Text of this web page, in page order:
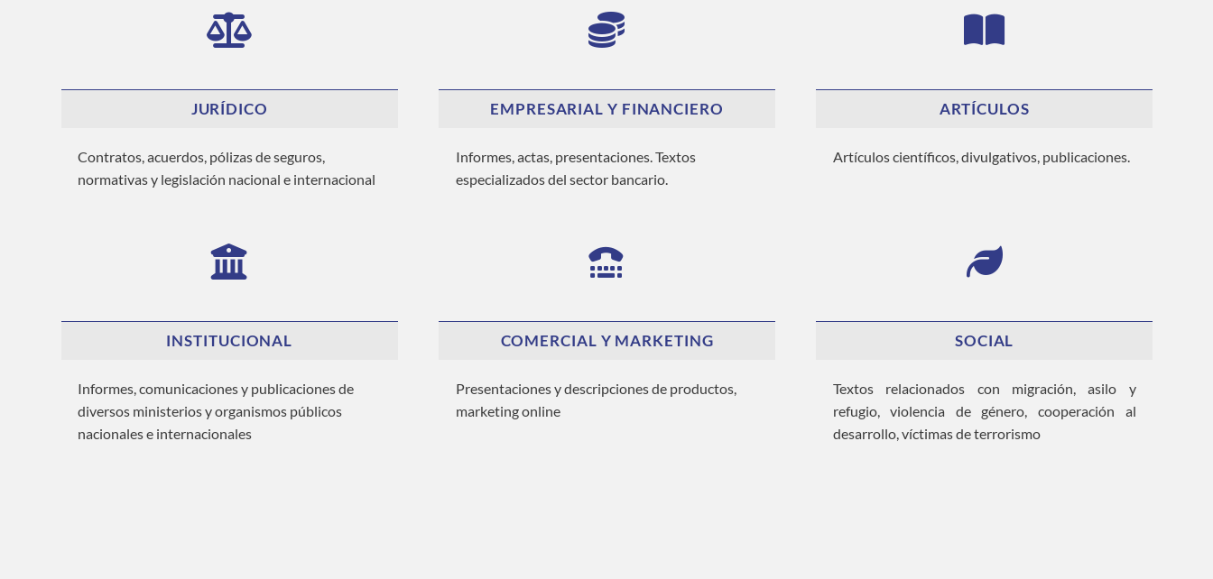
JURÍDICO
Contratos, acuerdos, pólizas de seguros,
normativas y legislación nacional e internacional
EMPRESARIAL Y FINANCIERO
Informes, actas, presentaciones. Textos
especializados del sector bancario.
ARTÍCULOS
Artículos científicos, divulgativos, publicaciones.
INSTITUCIONAL
Informes, comunicaciones y publicaciones de
diversos ministerios y organismos públicos
nacionales e internacionales
COMERCIAL Y MARKETING
Presentaciones y descripciones de productos,
marketing online
SOCIAL
Textos relacionados con migración, asilo y
refugio, violencia de género, cooperación al
desarrollo, víctimas de terrorismo